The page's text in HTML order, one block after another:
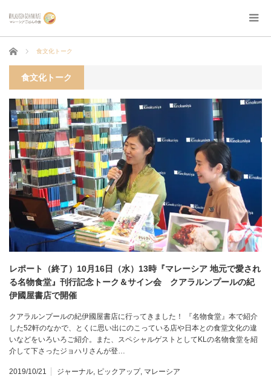
ホーム 食文化トーク
食文化トーク
レポート（終了）10月16日（水）13時『マレーシア 地元で愛され
る名物食堂』刊行記念トーク＆サイン会 クアラルンプールの紀
伊國屋書店で開催
クアラルンプールの紀伊國屋書店に行ってきました！ 『名物食堂』本で紹介
した52軒のなかで、とくに思い出にのこっている店や日本との食堂文化の違
いなどをいろいろご紹介。また、スペシャルゲストとしてKLの名物食堂を紹
介して下さったジョハリさんが登…
2019/10/21 ジャーナル, ピックアップ, マレーシア